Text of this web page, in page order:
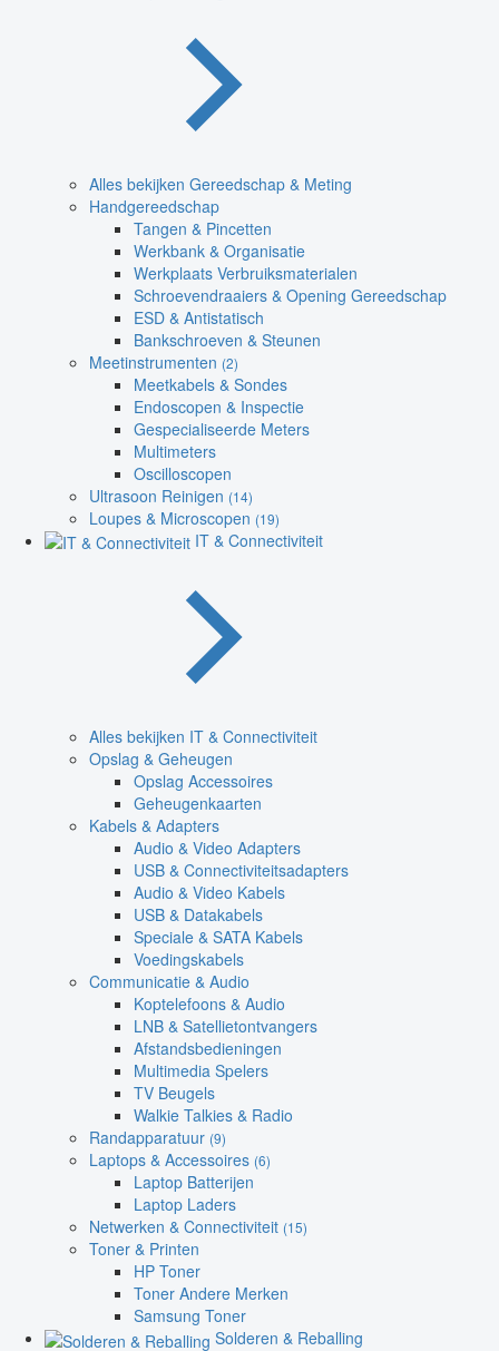
Alles bekijken Gereedschap & Meting
Handgereedschap
Tangen & Pincetten
Werkbank & Organisatie
Werkplaats Verbruiksmaterialen
Schroevendraaiers & Opening Gereedschap
ESD & Antistatisch
Bankschroeven & Steunen
Meetinstrumenten (2)
Meetkabels & Sondes
Endoscopen & Inspectie
Gespecialiseerde Meters
Multimeters
Oscilloscopen
Ultrasoon Reinigen (14)
Loupes & Microscopen (19)
IT & Connectiviteit
Alles bekijken IT & Connectiviteit
Opslag & Geheugen
Opslag Accessoires
Geheugenkaarten
Kabels & Adapters
Audio & Video Adapters
USB & Connectiviteitsadapters
Audio & Video Kabels
USB & Datakabels
Speciale & SATA Kabels
Voedingskabels
Communicatie & Audio
Koptelefoons & Audio
LNB & Satellietontvangers
Afstandsbedieningen
Multimedia Spelers
TV Beugels
Walkie Talkies & Radio
Randapparatuur (9)
Laptops & Accessoires (6)
Laptop Batterijen
Laptop Laders
Netwerken & Connectiviteit (15)
Toner & Printen
HP Toner
Toner Andere Merken
Samsung Toner
Solderen & Reballing